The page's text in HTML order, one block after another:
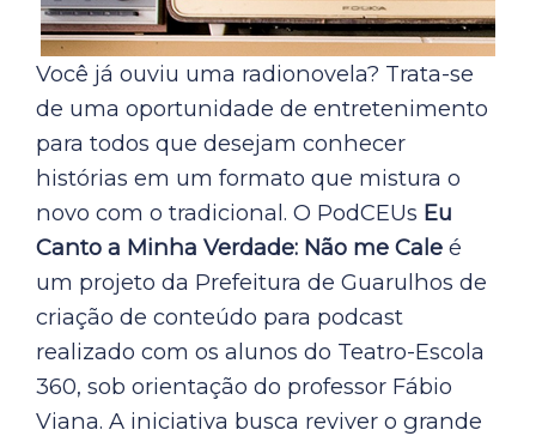
Você já ouviu uma radionovela? Trata-se
de uma oportunidade de entretenimento
para todos que desejam conhecer
histórias em um formato que mistura o
novo com o tradicional. O PodCEUs Eu
Canto a Minha Verdade: Não me Cale é
um projeto da Prefeitura de Guarulhos de
criação de conteúdo para podcast
realizado com os alunos do Teatro-Escola
360, sob orientação do professor Fábio
Viana. A iniciativa busca reviver o grande